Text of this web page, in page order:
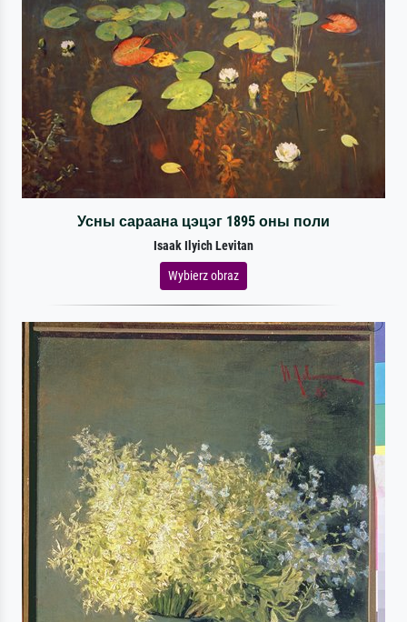
Усны сараана цэцэг 1895 оны поли
Isaak Ilyich Levitan
Wybierz obraz